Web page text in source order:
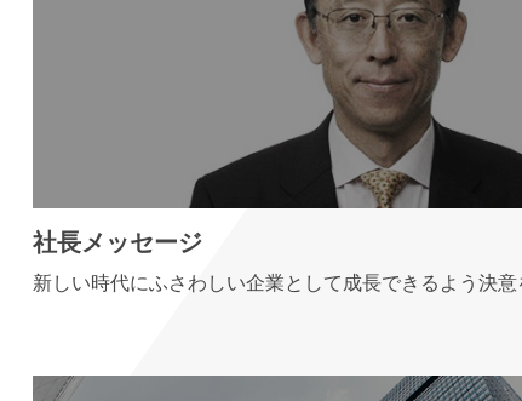
社長メッセージ
新しい時代にふさわしい企業として成長できるよう決意